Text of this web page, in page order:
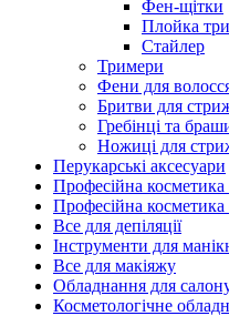
Фен-щітки
Плойка
Стайлер
Тримери
Фени для
Бритви для
Гребінці та
Ножиці для
Перукарські аксесуари
Професійна косметика
Професійна
Все для депіляції
Інструменти для
Все для макіяжу
Обладнання для
Косметологічне